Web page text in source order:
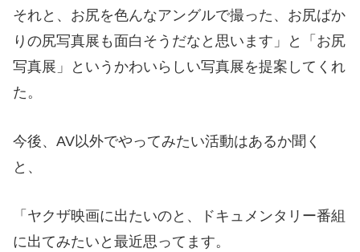
それと、お尻を色んなアングルで撮った、お尻ばか
りの尻写真展も面白そうだなと思います」と「お尻
写真展」というかわいらしい写真展を提案してくれ
た。
今後、 AV以外でやってみたい活動はあるか聞く
と、
「ヤクザ映画に出たいのと、ドキュメンタリー番組
に出てみたいと最近思ってます。